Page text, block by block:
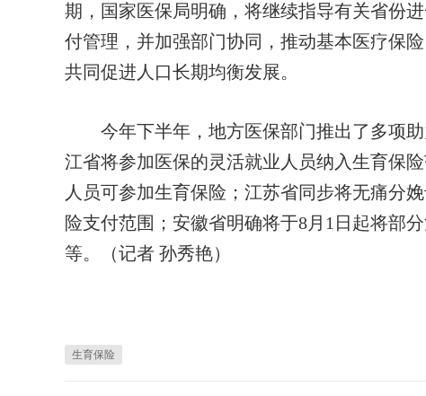
期，国家医保局明确，将继续指导有关省份
付管理，并加强部门协同，推动基本医疗保
共同促进人口长期均衡发展。
今年下半年，地方医保部门推出了多项助
江省将参加医保的灵活就业人员纳入生育保
人员可参加生育保险；江苏省同步将无痛分
险支付范围；安徽省明确将于8月1日起将部
等。（记者 孙秀艳）
生育保险